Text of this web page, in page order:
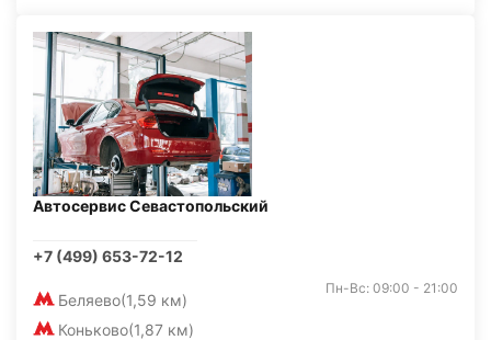
Автосервис Севастопольский
+7 (499) 653-72-12
Беляево(1,59 км)
Коньково(1,87 км)
Пн-Вс: 09:00 - 21:00